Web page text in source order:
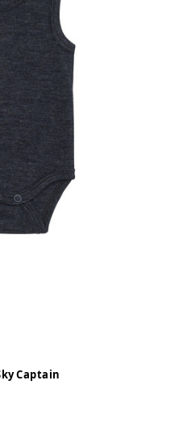
Captain